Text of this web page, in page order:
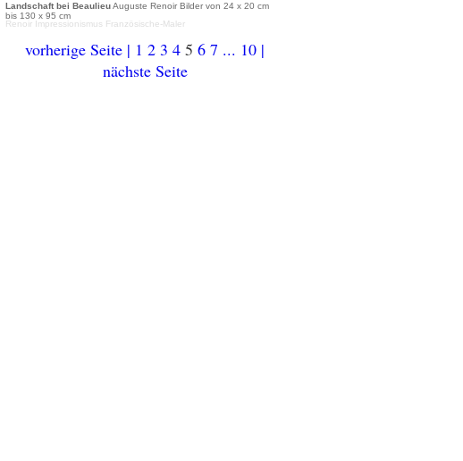
Landschaft bei BeaulieuAuguste Renoir Bilder von 24 x 20 cm
bis 130 x 95 cm
Renoir Impressionismus Französische-Maler
vorherige Seite | 1 2 3 4 5 6 7 ... 10 |
nächste Seite